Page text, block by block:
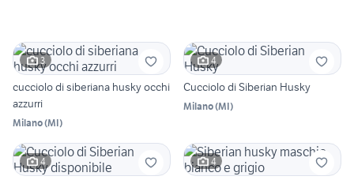
3
cucciolo di siberiana husky occhi
azzurri
Milano(MI)
4
Cucciolo di Siberian Husky
Milano(MI)
4 4